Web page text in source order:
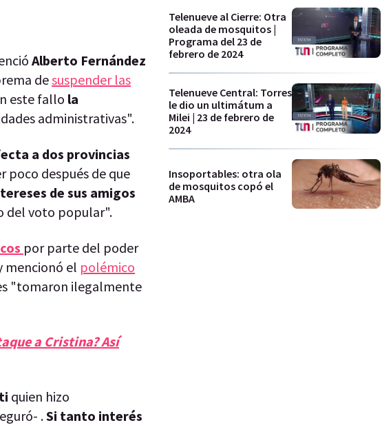
Alberto Fernández
desuspender las
este fallo la
administrativas".
a dos provincias
poco después de que
de sus amigos
del voto popular".
por parte del poder
mencionó el polémico
"tomaron ilegalmente
a Cristina? Así
quien hizo
.Si tanto interés
Telenueve al Cierre: Otra
oleada de mosquitos |
Programa del 23 de
febrero de 2024
Telenueve Central: Torres
le dio un ultimátum a
Milei | 23 de febrero de
2024
Insoportables: otra ola
de mosquitos copó el
AMBA